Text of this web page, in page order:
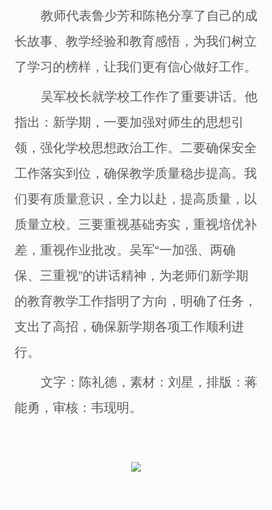
教师代表鲁少芳和陈艳分享了自己的成
长故事、教学经验和教育感悟，为我们树立
了学习的榜样，让我们更有信心做好工作。
吴军校长就学校工作作了重要讲话。 他
指出 ： 新学期， 一要加强对师生的思想引
领 ，强化学校思想政治工作。二要确保安全
工作落实到位，确保教学质量稳步提高。 我
们要有质量意识，全力以赴，提高质量，以
质量立校。 三要重视基础夯实，重视培优补
差，重视作业批改。吴军“一加强、两确
保、三重视”的讲话精神，为老师们新学期
的教育教学工作指明了方向，明确了任务，
支出了高招，确保新学期各项工作顺利进
行。
文字：陈礼德， 素材：刘星 ， 排版：蒋
能勇 ， 审核：韦现明 。